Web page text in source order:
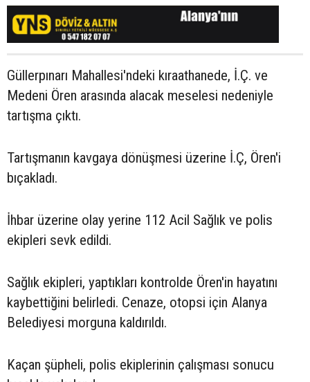
Güllerpınarı Mahallesi'ndeki kıraathanede, İ.Ç. ve
Medeni Ören arasında alacak meselesi nedeniyle
tartışma çıktı.
Tartışmanın kavgaya dönüşmesi üzerine İ.Ç, Ören'i
bıçakladı.
İhbar üzerine olay yerine 112 Acil Sağlık ve polis
ekipleri sevk edildi.
Sağlık ekipleri, yaptıkları kontrolde Ören'in hayatını
kaybettiğini belirledi. Cenaze, otopsi için Alanya
Belediyesi morguna kaldırıldı.
Kaçan şüpheli, polis ekiplerinin çalışması sonucu